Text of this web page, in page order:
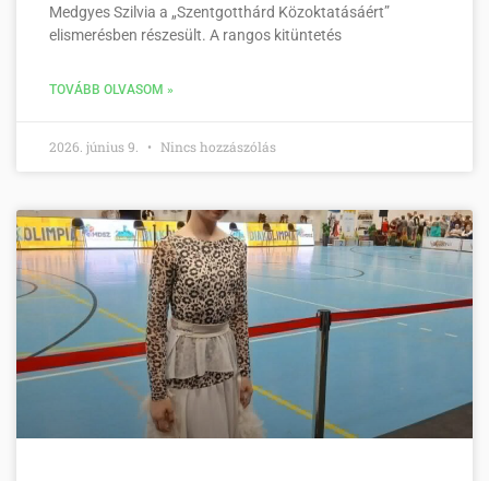
Medgyes Szilvia a „Szentgotthárd Közoktatásáért”
elismerésben részesült. A rangos kitüntetés
TOVÁBB OLVASOM »
2026. június 9. Nincs hozzászólás